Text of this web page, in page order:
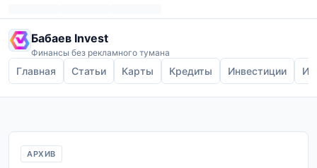
Бабаев Invest
Финансы без рекламного тумана
Главная Статьи Карты Кредиты Инвестиции
АРХИВ